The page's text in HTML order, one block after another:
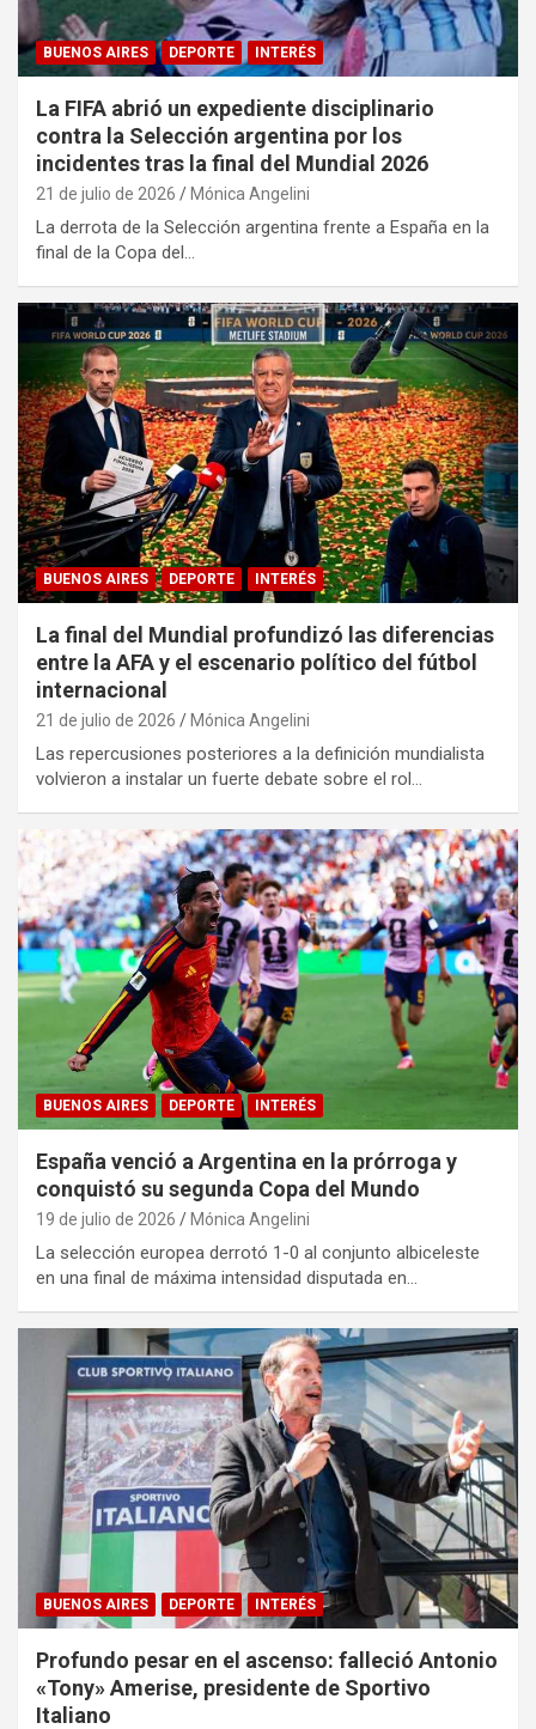
BUENOS AIRES DEPORTE INTERÉS
La FIFA abrió un expediente disciplinario
contra la Selección argentina por los
incidentes tras la final del Mundial 2026
21 de julio de 2026 Mónica Angelini
La derrota de la Selección argentina frente a España en la
final de la Copa del…
BUENOS AIRES DEPORTE INTERÉS
La final del Mundial profundizó las diferencias
entre la AFA y el escenario político del fútbol
internacional
21 de julio de 2026 Mónica Angelini
Las repercusiones posteriores a la definición mundialista
volvieron a instalar un fuerte debate sobre el rol…
BUENOS AIRES DEPORTE INTERÉS
España venció a Argentina en la prórroga y
conquistó su segunda Copa del Mundo
19 de julio de 2026 Mónica Angelini
La selección europea derrotó 1-0 al conjunto albiceleste
en una final de máxima intensidad disputada en…
BUENOS AIRES DEPORTE INTERÉS
Profundo pesar en el ascenso: falleció Antonio
«Tony» Amerise, presidente de Sportivo
Italiano